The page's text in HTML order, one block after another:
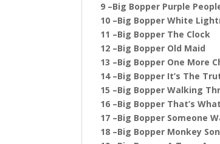
9 –Big Bopper Purple
10 –Big Bopper White
11 –Big Bopper The Clock
12 –Big Bopper Old Maid
13 –Big Bopper One More
14 –Big Bopper It’s The
15 –Big Bopper Walking
16 –Big Bopper That’s
17 –Big Bopper Someone
18 –Big Bopper Monkey